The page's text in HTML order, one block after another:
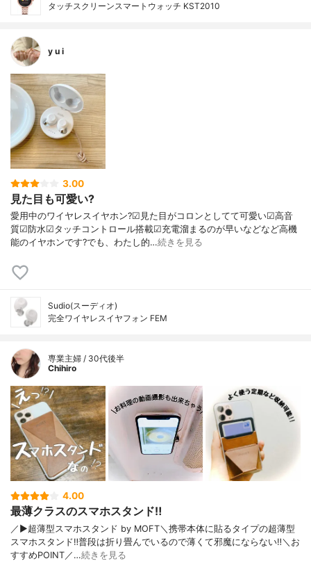
タッチスクリーンスマートウォッチ KST2010
y u i
3.00
見た目も可愛い?
愛用中のワイヤレスイヤホン?☑見た目がコロンとしてて可愛い☑高音
質☑防水☑タッチコントロール搭載☑充電溜まるのが早いなどなど高機
能のイヤホンです?でも、わたし的…続きを見る
Sudio(スーディオ)
完全ワイヤレスイヤフォン FEM
専業主婦 / 30代後半
Chihiro
4.00
最薄クラスのスマホスタンド‼︎
／▶︎超薄型スマホスタンド by MOFT＼携帯本体に貼るタイプの超薄型
スマホスタンド‼︎普段は折り畳んでいるので薄くて邪魔にならない‼︎＼お
すすめPOINT／…続きを見る